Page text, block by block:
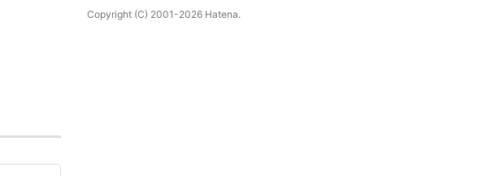
Copyright (C) 2001-2026 Hatena.